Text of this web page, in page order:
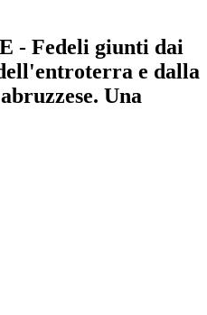
- Fedeli giunti dai
e dalla
Una